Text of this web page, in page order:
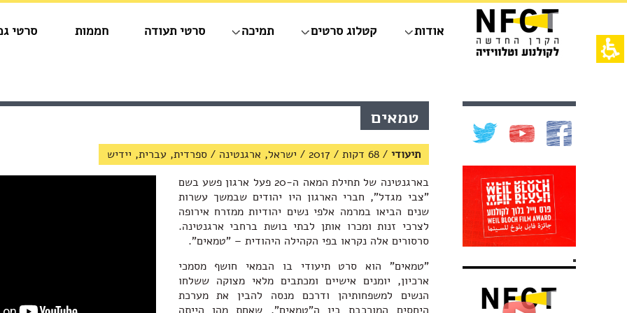
תחילתו
אינטרנט,
לחץ
אודות קטלוג סרטים תמיכה סרטי תעודה חממות סרטי
מרכזי,
ללחוץ
אנטר
לדלג
לאזור
הבא
טמאים
תיעודי / 68 דקות /
2017
/ ישראל, ארגנטינה / ספרדית, עברית, יידיש
בארגנטינה של תחילת המאה ה-20 פעל ארגון פשע בשם
"צבי מגדל", חברי הארגון היו יהודים שבמשך עשרות
שנים הביאו במרמה אלפי נשים יהודיות ממזרח אירופה
לצרכי זנות ומכרו אותן לבתי בושת ברחבי ארגנטינה.
סרסורים אלה נקראו בפי הקהילה היהודית – "טמאים".
"טמאים" הוא סרט תיעודי בו הבמאי חושף מסמכי
ארכיון, יומנים אישיים ומכתבים מלאי מצוקה ששלחו
הנשים למשפחותיהן ודרכם מנסה להבין את מערכת